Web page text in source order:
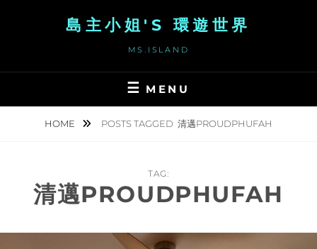
島主小姐'S 環遊世界
MS.ISLAND
MENU
HOME POSTS TAGGED 清邁PROUDPHUFAH
TAG:
清邁PROUDPHUFAH